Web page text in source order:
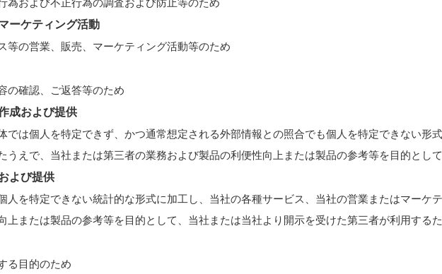
為および不正行為の調査および防止等のため
ーケティング活動
等の営業、販売、マーケティング活動等のため
の確認、ご返答等のため
成および提供
では個人を特定できず、かつ通常想定される外部情報との照合でも個人を特定できない形
うえで、当社または第三者の業務および製品の利便性向上または製品の参考等を目的とし
よび提供
人を特定できない統計的な形式に加工し、当社の各種サービス、当社の営業またはマーケ
上または製品の参考等を目的として、当社または当社より開示を受けた第三者が利用する
る目的のため